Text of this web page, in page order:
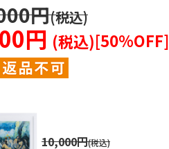
円
円 [50%OFF]
10,000円